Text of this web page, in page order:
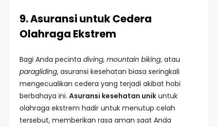
9. Asuransi untuk Cedera
Olahraga Ekstrem
Bagi Anda pecinta diving, mountain biking, atau
paragliding, asuransi kesehatan biasa seringkali
mengecualikan cedera yang terjadi akibat hobi
berbahaya ini. Asuransi kesehatan unik untuk
olahraga ekstrem hadir untuk menutup celah
tersebut, memberikan rasa aman saat Anda